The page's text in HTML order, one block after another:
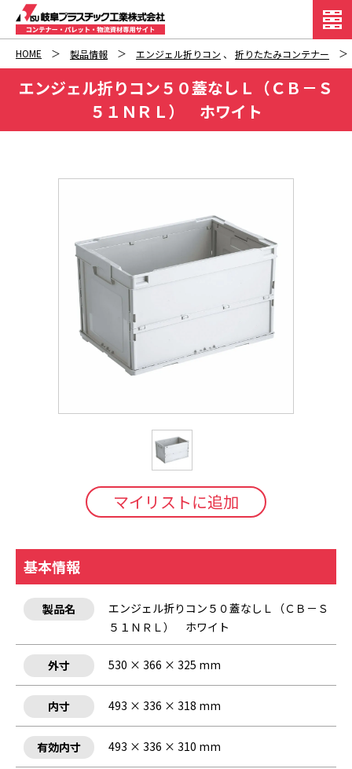
HOME 製品情報 エンジェル折りコン 、 折りたたみコンテナー
エンジェル折りコン５０蓋なしＬ（ＣＢ－Ｓ
５１ＮＲＬ） ホワイト
マイリストに追加
基本情報
製品名
エンジェル折りコン５０蓋なしＬ（ＣＢ－Ｓ
５１ＮＲＬ） ホワイト
外寸 530 × 366 × 325 mm
内寸 493 × 336 × 318 mm
有効内寸 493 × 336 × 310 mm